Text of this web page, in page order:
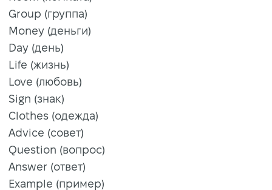
Group (группа)
Money (деньги)
Day (день)
Life (жизнь)
Love (любовь)
Sign (знак)
Clothes (одежда)
Advice (совет)
Question (вопрос)
Answer (ответ)
Example (пример)